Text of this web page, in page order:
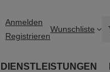
Anmelden
Registrieren
Wunschliste
DIENSTLEISTUNGEN